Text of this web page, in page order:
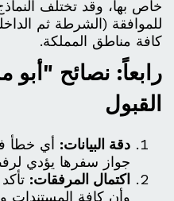
خاص بها، وقد تختلف
للموافقة (الشرطة ثم
كافة مناطق المملكة.
رابعاً: نصائح
القبول
دقة البيانات: أي خطأ
جواز سفرها يؤدي
اكتمال المرفقات:
وأن كافة المستندات